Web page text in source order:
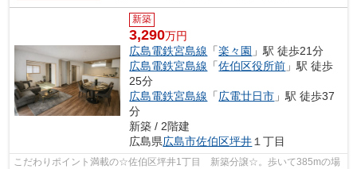
新築
3,290万円
広島電鉄宮島線 「楽々園 」駅 徒歩21分
広島電鉄宮島線 「佐伯区役所前 」駅 徒歩
25分
広島電鉄宮島線 「広電廿日市 」駅 徒歩37
分
新築 / 2階建
広島県広島市佐伯区坪井 １丁目
こだわりポイント満載の☆佐伯区坪井1丁目 新築分譲☆。歩いて385mの場